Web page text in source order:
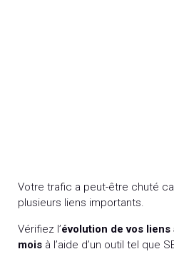
Votre trafic a peut-être chuté
plusieurs liens importants.
Vérifiez l’évolution de vos
mois à l’aide d’un outil tel que